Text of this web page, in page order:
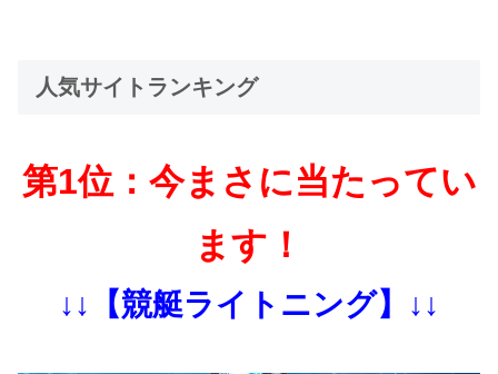
人気サイトランキング
第1位：今まさに当たってい
ます！
↓↓【競艇ライトニング】↓↓